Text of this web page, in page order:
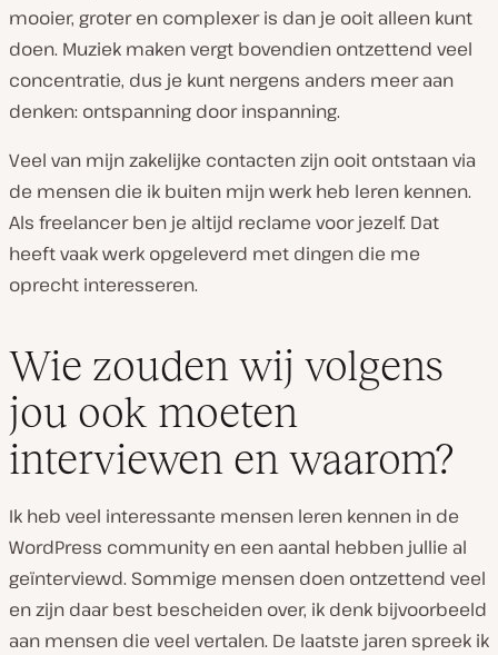
mooier, groter en complexer is dan je ooit alleen kunt
doen. Muziek maken vergt bovendien ontzettend veel
concentratie, dus je kunt nergens anders meer aan
denken: ontspanning door inspanning.
Veel van mijn zakelijke contacten zijn ooit ontstaan via
de mensen die ik buiten mijn werk heb leren kennen.
Als freelancer ben je altijd reclame voor jezelf. Dat
heeft vaak werk opgeleverd met dingen die me
oprecht interesseren.
Wie zouden wij volgens
jou ook moeten
interviewen en waarom?
Ik heb veel interessante mensen leren kennen in de
WordPress community en een aantal hebben jullie al
geïnterviewd. Sommige mensen doen ontzettend veel
en zijn daar best bescheiden over, ik denk bijvoorbeeld
aan mensen die veel vertalen. De laatste jaren spreek ik